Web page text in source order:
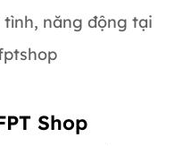
năng động tại
Shop